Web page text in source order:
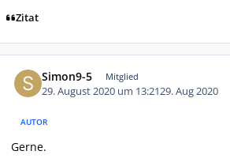
Zitat
Simon9-5 Mitglied
29. August 2020 um 13:2129. Aug 2020
AUTOR
Gerne.